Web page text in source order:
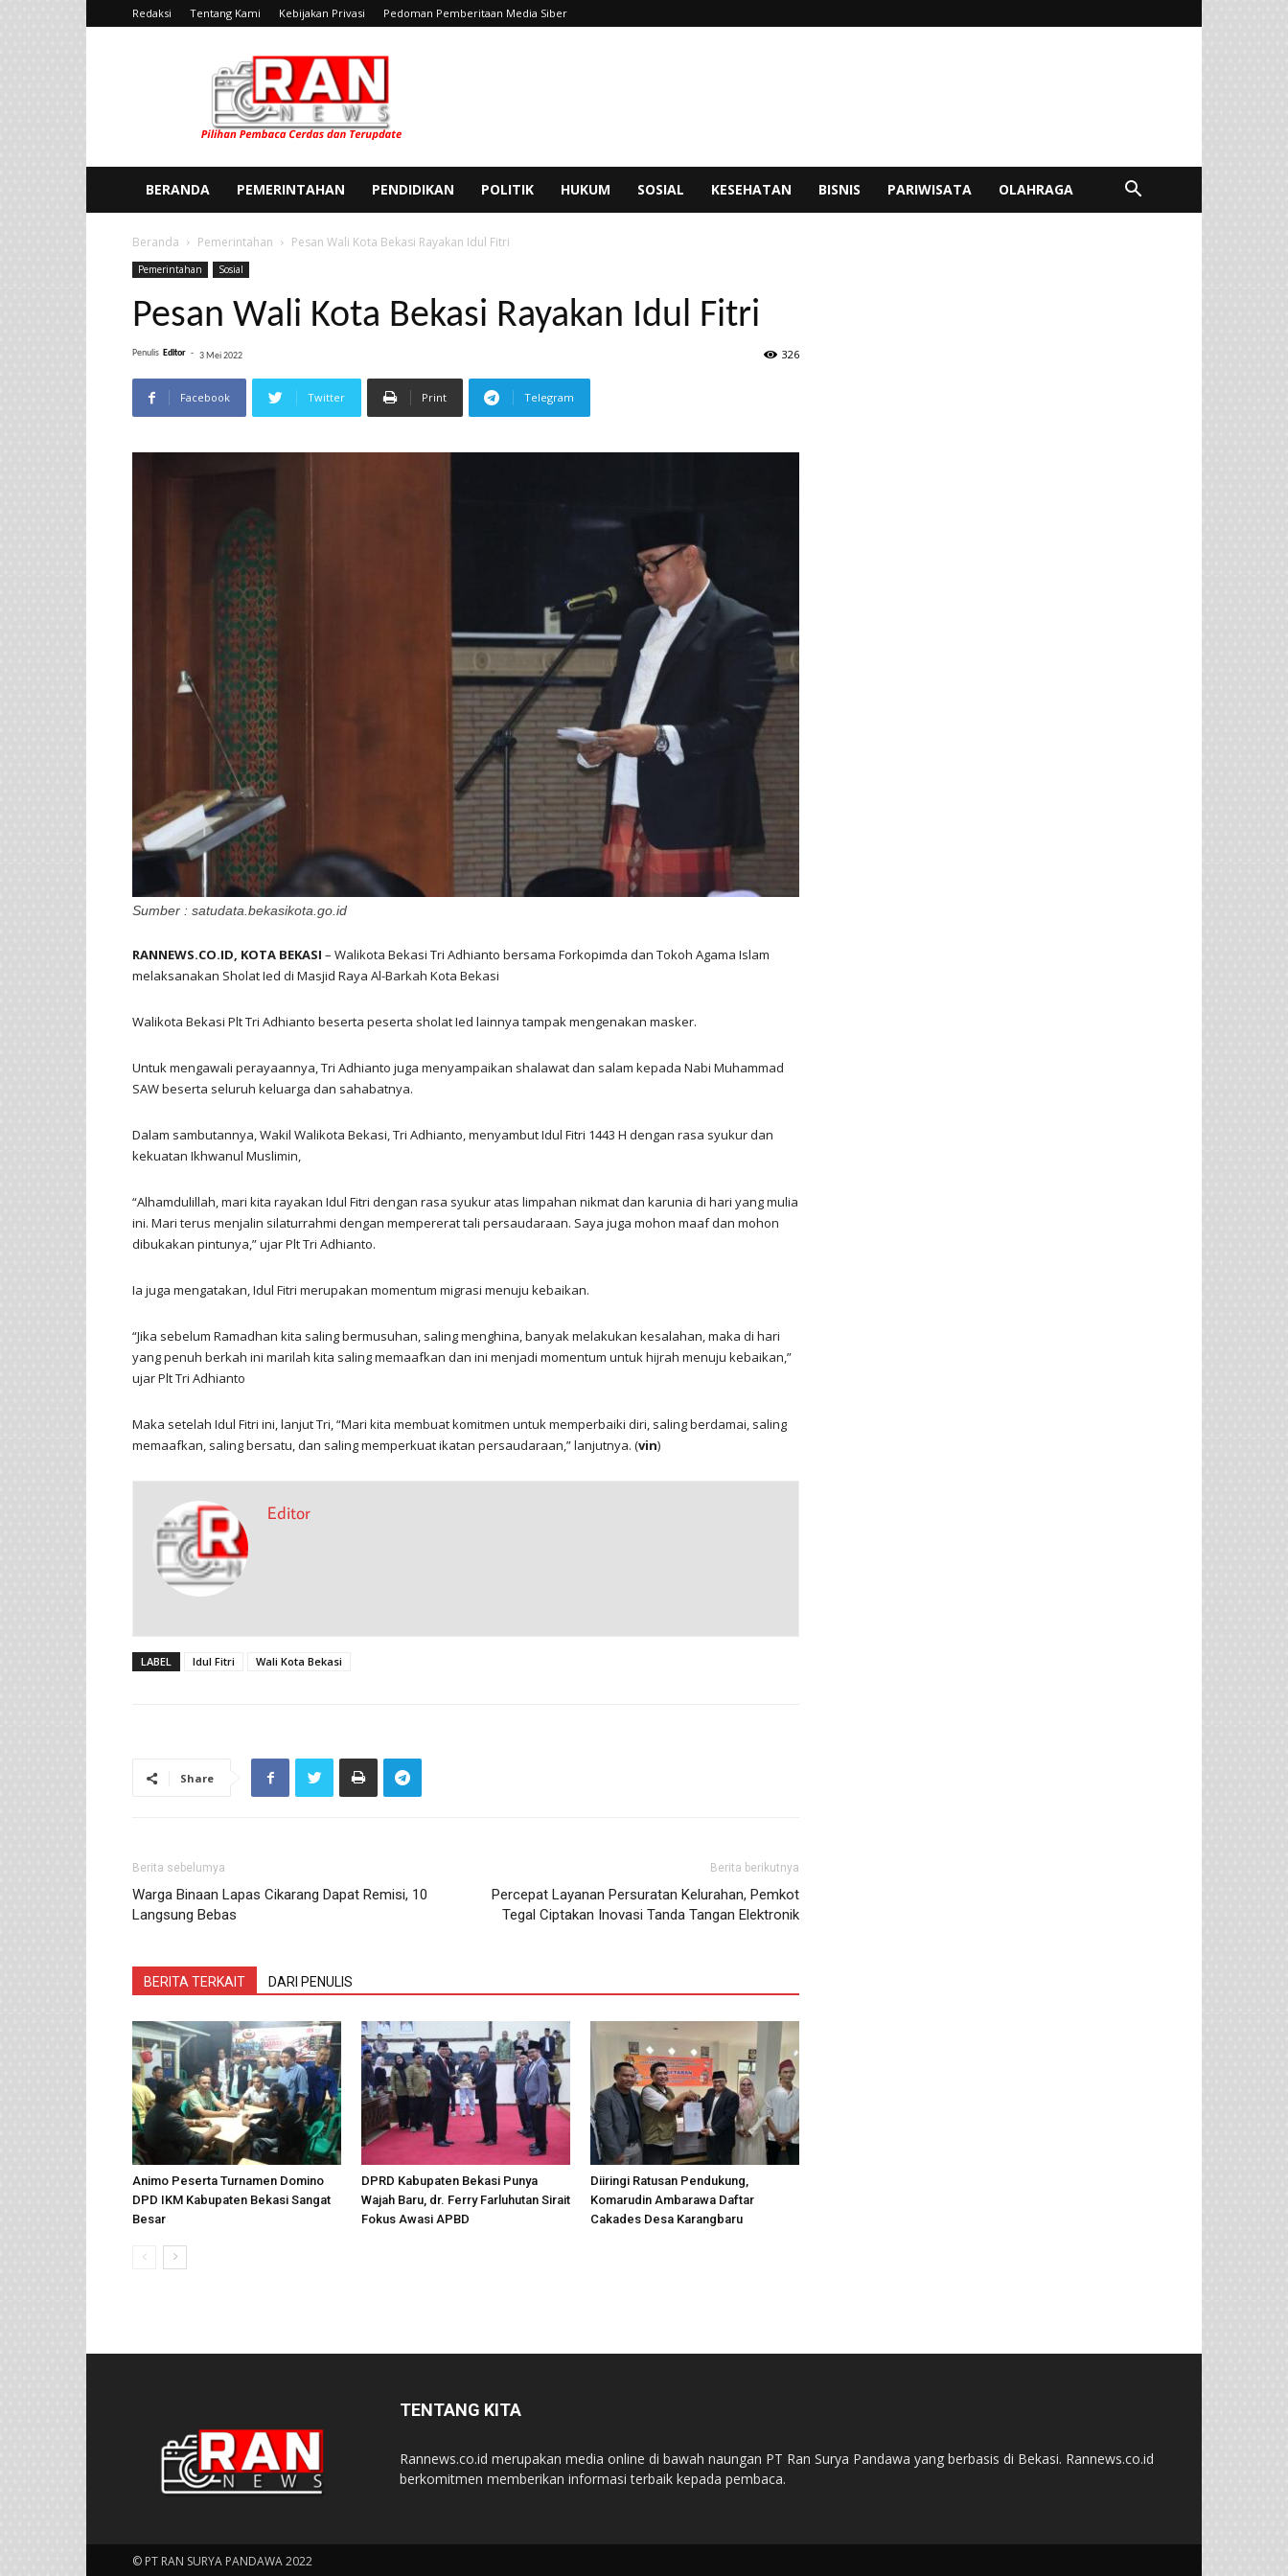
Redaksi Tentang Kami Kebijakan Privasi Pedoman Pemberitaan Media Siber
News
BERANDA PEMERINTAHAN PENDIDIKAN POLITIK HUKUM SOSIAL KESEHATAN BISNIS PARIWISATA OLAHRAGA
Beranda Pemerintahan Pesan Wali Kota Bekasi Rayakan Idul Fitri
Pemerintahan Sosial
Pesan Wali Kota Bekasi Rayakan Idul Fitri
Penulis Editor - 3 Mei 2022 326
Facebook Twitter Print Telegram
Sumber : satudata.bekasikota.go.id
RANNEWS.CO.ID, KOTA BEKASI – Walikota Bekasi Tri Adhianto bersama Forkopimda dan Tokoh Agama Islam
melaksanakan Sholat Ied di Masjid Raya Al-Barkah Kota Bekasi
Walikota Bekasi Plt Tri Adhianto beserta peserta sholat Ied lainnya tampak mengenakan masker.
Untuk mengawali perayaannya, Tri Adhianto juga menyampaikan shalawat dan salam kepada Nabi Muhammad
SAW beserta seluruh keluarga dan sahabatnya.
Dalam sambutannya, Wakil Walikota Bekasi, Tri Adhianto, menyambut Idul Fitri 1443 H dengan rasa syukur dan
kekuatan Ikhwanul Muslimin,
“Alhamdulillah, mari kita rayakan Idul Fitri dengan rasa syukur atas limpahan nikmat dan karunia di hari yang mulia
ini. Mari terus menjalin silaturrahmi dengan mempererat tali persaudaraan. Saya juga mohon maaf dan mohon
dibukakan pintunya,” ujar Plt Tri Adhianto.
Ia juga mengatakan, Idul Fitri merupakan momentum migrasi menuju kebaikan.
“Jika sebelum Ramadhan kita saling bermusuhan, saling menghina, banyak melakukan kesalahan, maka di hari
yang penuh berkah ini marilah kita saling memaafkan dan ini menjadi momentum untuk hijrah menuju kebaikan,”
ujar Plt Tri Adhianto
Maka setelah Idul Fitri ini, lanjut Tri, “Mari kita membuat komitmen untuk memperbaiki diri, saling berdamai, saling
memaafkan, saling bersatu, dan saling memperkuat ikatan persaudaraan,” lanjutnya. (vin)
Editor
LABEL Idul Fitri Wali Kota Bekasi
Share
Berita sebelumya
Warga Binaan Lapas Cikarang Dapat Remisi, 10
Langsung Bebas
Berita berikutnya
Percepat Layanan Persuratan Kelurahan, Pemkot
Tegal Ciptakan Inovasi Tanda Tangan Elektronik
BERITA TERKAIT DARI PENULIS
Animo Peserta Turnamen Domino
DPD IKM Kabupaten Bekasi Sangat
Besar
DPRD Kabupaten Bekasi Punya
Wajah Baru, dr. Ferry Farluhutan Sirait
Fokus Awasi APBD
Diiringi Ratusan Pendukung,
Komarudin Ambarawa Daftar
Cakades Desa Karangbaru
TENTANG KITA
Rannews.co.id merupakan media online di bawah naungan PT Ran Surya Pandawa yang berbasis di Bekasi. Rannews.co.id
berkomitmen memberikan informasi terbaik kepada pembaca.
© PT RAN SURYA PANDAWA 2022